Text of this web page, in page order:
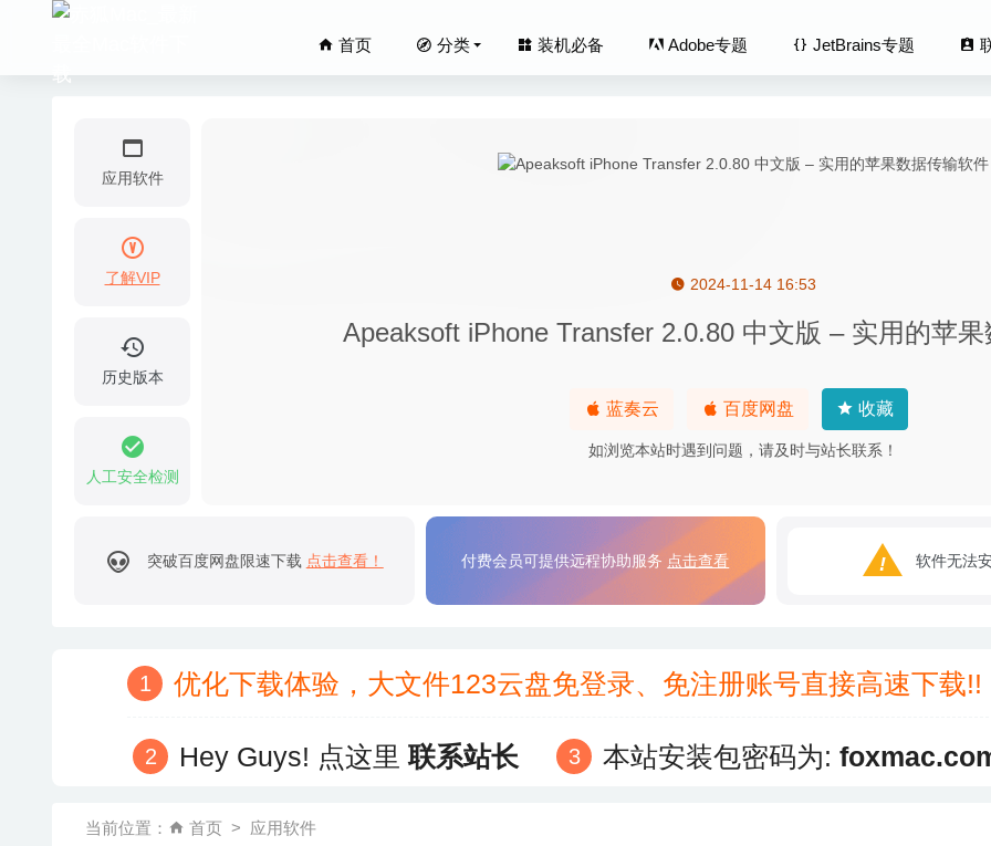
首页 分类 装机必备 Adobe专题 JetBrains专题
应用软件
了解VIP
历史版本
人工安全检测
2024-11-14 16:53
Apeaksoft iPhone Transfer 2.0.80 中文版 – 实用的苹
蓝奏云 百度网盘 收藏
如浏览本站时遇到问题，请及时与站长联系！
突破百度网盘限速下载 点击查看！ 付费会员可提供远程协助服务 点击查看 软件无法
优化下载体验，大文件123云盘免登录、免注册账号直接高速下
Hey Guys! 点这里联系站长 本站安装包密码为:
当前位置： 首页 应用软件
Turnover 1.63 – 优秀的音乐BPM分析播放器 2023-11-25
Djay Pro 2.2.1 – 专业的DJ打碟软件 2020-06-03
Steinberg Nuendo 15.0.30 中文版-专业的音频后期制作软件 2026-06-05